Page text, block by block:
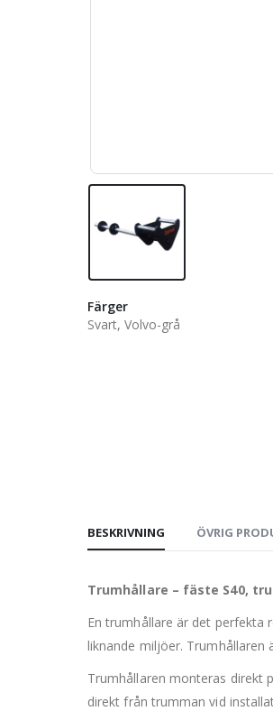
Färger
Svart, Volvo-grå
BESKRIVNING ÖVRIG
Trumhållare – fäste S40,
En trumhållare är det perfekta
liknande miljöer. Trumhållaren
Trumhållaren monteras direkt
direkt från trumman vid